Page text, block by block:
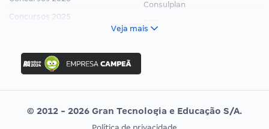
Concursos 2025
Concurso Ibama
Concurso MPU
Editais publicados
Consulplan
Vunesp
Veja mais
© 2012 - 2026 Gran Tecnologia e Educação S/A.